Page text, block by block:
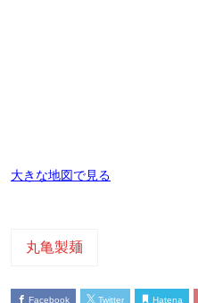
大きな地図で見る
丸亀製麺
Facebook Twitter Hatena